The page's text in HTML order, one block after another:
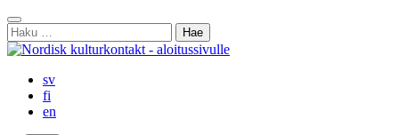
Siirry
sisältöön
Sulje
haku
Haku:
sv
fi
en